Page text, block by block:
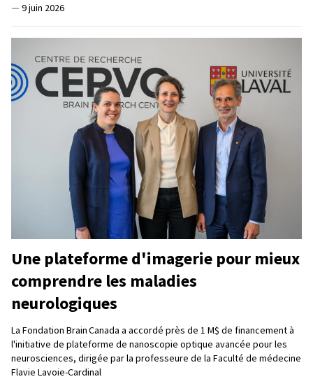
— 9 juin 2026
Une plateforme d'imagerie pour mieux
comprendre les maladies
neurologiques
La Fondation Brain Canada a accordé près de 1 M$ de financement à
l'initiative de plateforme de nanoscopie optique avancée pour les
neurosciences, dirigée par la professeure de la Faculté de médecine
Flavie Lavoie-Cardinal